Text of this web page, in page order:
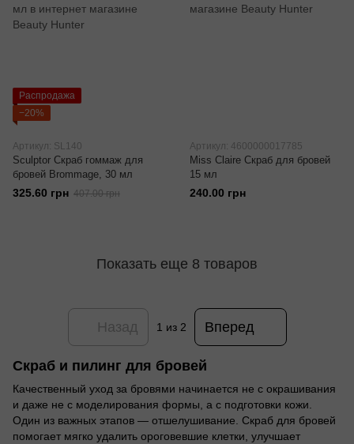
Распродажа
−20%
Артикул: SL140
Sculptor Скраб гоммаж для
бровей Brommage, 30 мл
325.60 грн 407.00 грн
Артикул: 4600000017785
Miss Claire Скраб для бровей
15 мл
240.00 грн
Показать еще 8 товаров
Назад 1 из 2 Вперед
Скраб и пилинг для бровей
Качественный уход за бровями начинается не с окрашивания
и даже не с моделирования формы, а с подготовки кожи.
Один из важных этапов — отшелушивание. Скраб для бровей
помогает мягко удалить ороговевшие клетки, улучшает